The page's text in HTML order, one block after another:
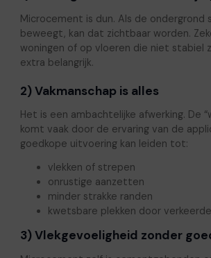
Microcement is dun. Als de ondergrond
beweegt, kan dat zichtbaar worden.
woningen of op vloeren die niet stabiel
extra belangrijk.
2) Vakmanschap is alles
Het is een ambachtelijke afwerking. De
komt vaak door de ervaring van de
goedkope uitvoering kan leiden tot:
vlekken of strepen
onrustige aanzetten
minder strakke randen
kwetsbare plekken door
3) Vlekgevoeligheid zonder